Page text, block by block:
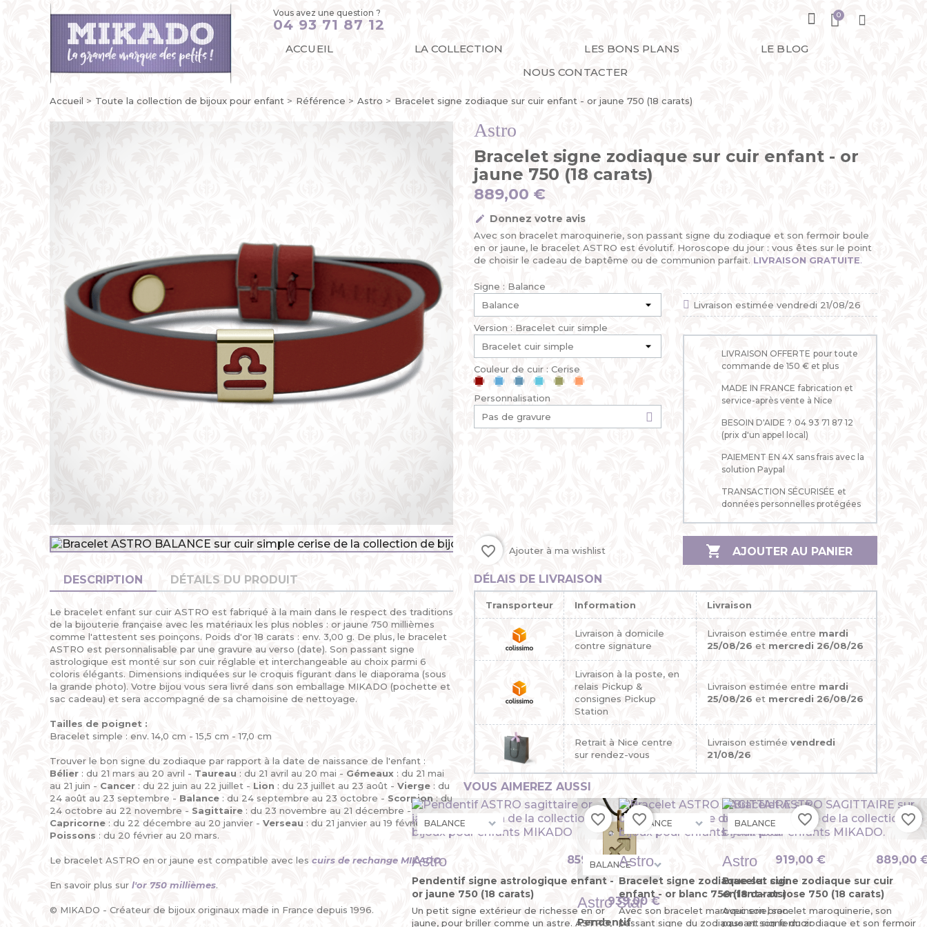
Vous avez une question ?
04 93 71 87 12
ACCUEIL LA COLLECTION LES BONS PLANS
LE BLOG
NOUS CONTACTER
Accueil Toute la collection de bijoux pour enfant Référence Astro Bracelet signe zodiaque sur cuir enfant - or jaune 750 (18 carats)
Astro
Bracelet signe zodiaque sur cuir enfant - or
jaune 750 (18 carats)
889,00 €
Donnez votre avis
Avec son bracelet maroquinerie, son passant signe du zodiaque et son fermoir boule
en or jaune, le bracelet ASTRO est évolutif. Horoscope du jour : vous êtes sur le point
de choisir le cadeau de baptême ou de communion parfait. LIVRAISON GRATUITE.
Signe : Balance
Version : Bracelet cuir simple
Couleur de cuir : Cerise
CeriseBleu
ciel
Bleu
jean
Bleu
lagon
KakiMandarine
Personnalisation
favorite_border Ajouter à ma wishlist  AJOUTER AU PANIER
Livraison estimée vendredi 21/08/26
LIVRAISON OFFERTE pour toute
commande de 150 € et plus
MADE IN FRANCE fabrication et
service-après vente à Nice
BESOIN D'AIDE ? 04 93 71 87 12
(prix d'un appel local)
PAIEMENT EN 4X sans frais avec la
solution Paypal
TRANSACTION SÉCURISÉE et
données personnelles protégées
DESCRIPTION DÉTAILS DU PRODUIT
Le bracelet enfant sur cuir ASTRO est fabriqué à la main dans le respect des traditions
de la bijouterie française avec les matériaux les plus nobles : or jaune 750 millièmes
comme l'attestent ses poinçons. Poids d'or 18 carats : env. 3,00 g. De plus, le bracelet
ASTRO est personnalisable par une gravure au verso (date). Son passant signe
astrologique est monté sur son cuir réglable et interchangeable au choix parmi 6
coloris élégants. Dimensions indiquées sur le croquis figurant dans le diaporama (sous
la grande photo). Votre bijou vous sera livré dans son emballage MIKADO (pochette et
sac cadeau) et sera accompagné de sa chamoisine de nettoyage.
Tailles de poignet :
Bracelet simple : env. 14,0 cm - 15,5 cm - 17,0 cm
Trouver le bon signe du zodiaque par rapport à la date de naissance de l'enfant :
Bélier : du 21 mars au 20 avril - Taureau : du 21 avril au 20 mai - Gémeaux : du 21 mai
au 21 juin - Cancer : du 22 juin au 22 juillet - Lion : du 23 juillet au 23 août - Vierge : du
24 août au 23 septembre - Balance : du 24 septembre au 23 octobre - Scorpion: du
24 octobre au 22 novembre - Sagittaire : du 23 novembre au 21 décembre -
Capricorne : du 22 décembre au 20 janvier - Verseau : du 21 janvier au 19 février -
Poissons : du 20 février au 20 mars.
Le bracelet ASTRO en or jaune est compatible avec les cuirs de rechange MIKADO.
En savoir plus sur l'or 750 millièmes.
© MIKADO - Créateur de bijoux originaux made in France depuis 1996.
DÉLAIS DE LIVRAISON
Transporteur Information Livraison
Livraison à domicile
contre signature
Livraison estimée entre mardi
25/08/26 et mercredi 26/08/26
Livraison à la poste, en
relais Pickup &
consignes Pickup
Station
Livraison estimée entre mardi
25/08/26 et mercredi 26/08/26
Retrait à Nice centre
sur rendez-vous
Livraison estimée vendredi
21/08/26
VOUS AIMEREZ AUSSI
Astro
Pendentif signe astrologique enfant -
or jaune 750 (18 carats)
Un petit signe extérieur de richesse en or
jaune, pour briller comme un astre. ASTRO,
859,00 €
favorite_border
Astro Star
Pendentif
939,00 €
favorite_border
Astro
Bracelet signe zodiaque sur cuir
enfant - or blanc 750 (18 carats)
Avec son bracelet maroquinerie, son
passant signe du zodiaque et son fermoir
919,00 €
favorite_border
Astro
Bracelet signe zodiaque sur cuir
enfant - or rose 750 (18 carats)
Avec son bracelet maroquinerie, son
passant signe du zodiaque et son fermoir
889,00
favorite_border